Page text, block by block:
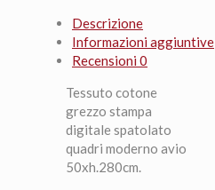
50xh.280cm.
quantità
Descrizione
Informazioni aggiuntive
Recensioni 0
Tessuto cotone
grezzo stampa
digitale spatolato
quadri moderno avio
50xh.280cm.